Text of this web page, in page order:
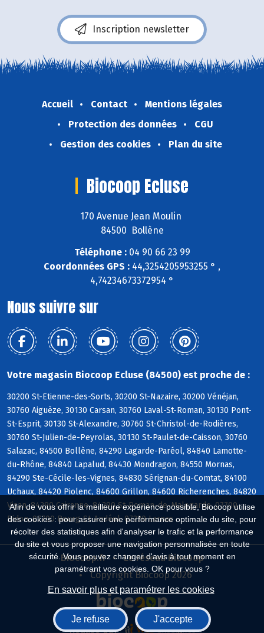
Afin de vous offrir la meilleure expérience possible, Biocoop utilise
des cookies : pour assurer une performance optimale du site, pour
récolter des statistiques afin d'analyser le trafic et la performance
du site et vous proposer une navigation personnalisée en toute
sécurité. Vous pouvez changer d'avis à tout moment en
paramétrant vos cookies. OK pour vous ?
En savoir plus et paramétrer les cookies
Je refuse J'accepte
Inscription newsletter
Accueil Contact
Mentions légales
Protection des données
CGU
Gestion des cookies
Plan du site
Biocoop Ecluse
170 Avenue Jean Moulin
84500 Bollène
Téléphone :04 90 66 23 99
Coordonnées GPS : 44,3254205953255 ° ,
4,74234673372954 °
Nous suivre sur
Votre magasin Biocoop Ecluse (84500) est proche de :
30200 St-Etienne-des-Sorts, 30200 St-Nazaire, 30200 Vénéjan,
30760 Aiguèze, 30130 Carsan, 30760 Laval-St-Roman, 30130 Pont-
St-Esprit, 30130 St-Alexandre, 30760 St-Christol-de-Rodières,
30760 St-Julien-de-Peyrolas, 30130 St-Paulet-de-Caisson, 30760
Salazac, 84500 Bollène, 84290 Lagarde-Paréol, 84840 Lamotte-
du-Rhône, 84840 Lapalud, 84430 Mondragon, 84550 Mornas,
84290 Ste-Cécile-les-Vignes, 84830 Sérignan-du-Comtat, 84100
Uchaux, 84420 Piolenc, 84600 Grillon, 84600 Richerenches, 84820
Visan, 84290 Cairanne, 84290 St-Roman-de-Malegarde, 07700
Bidon, 07700 Bourg-St-Andéol, 07220 Larnas
Biocoop.fr
Le réseau Biocoop
Copyright Biocoop 2026
Réalisé par